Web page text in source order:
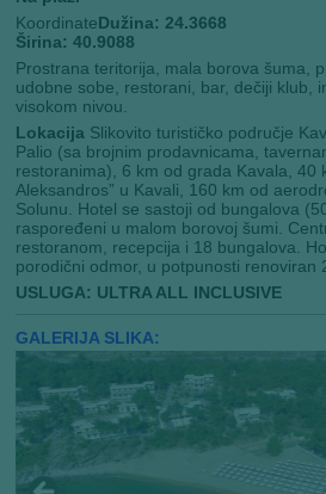
KoordinateDužina: 24.3668
Širina: 40.9088
Prostrana teritorija, mala borova šuma,
udobne sobe, restorani, bar, dečiji klub,
visokom nivou.
Lokacija Slikovito turističko područje
Palio (sa brojnim prodavnicama,
restoranima), 6 km od grada Kavala, 40
Aleksandros” u Kavali, 160 km od
Solunu. Hotel se sastoji od bungalova
raspoređeni u malom borovoj šumi.
restoranom, recepcija i 18 bungalova.
porodični odmor, u potpunosti renoviran
USLUGA: ULTRA ALL INCLUSIVE
GALERIJA SLIKA: